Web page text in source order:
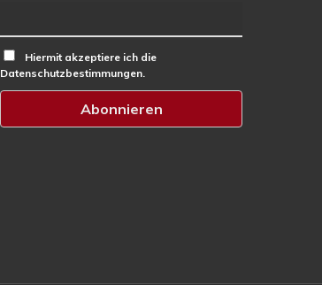
Hiermit akzeptiere ich die
Datenschutzbestimmungen.